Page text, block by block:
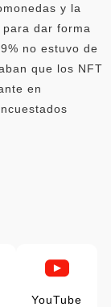
y la
dar forma
no estuvo de
que los NFT
en
YouTube